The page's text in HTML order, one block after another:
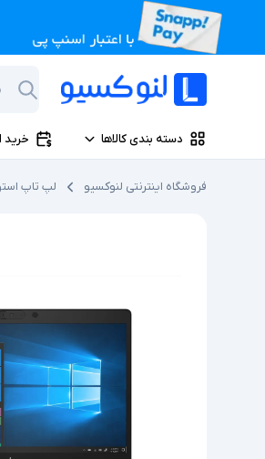
دسته بندی کالاها خرید
فروشگاه اینترنتی لنوکسیو لپ تاپ